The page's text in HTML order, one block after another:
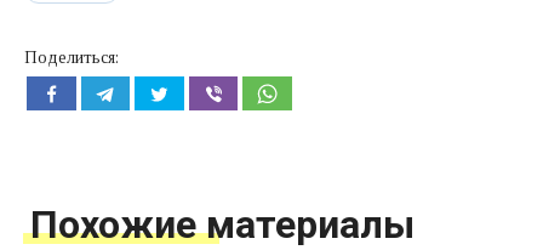
Поделиться:
Похожие материалы